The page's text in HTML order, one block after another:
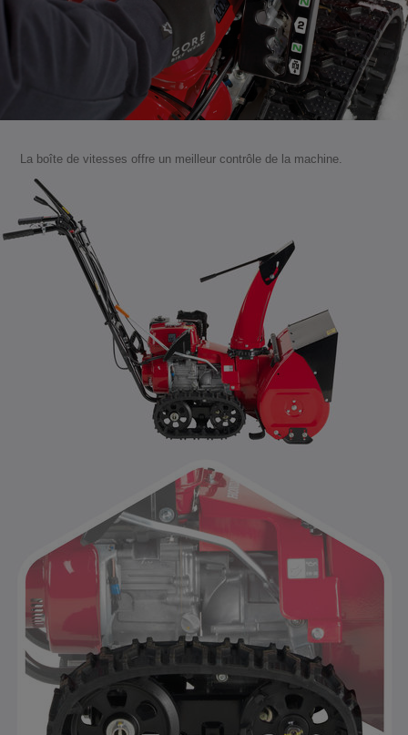
La boîte de vitesses offre un meilleur contrôle de la machine.